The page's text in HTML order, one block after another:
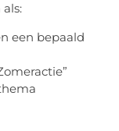
een bepaald